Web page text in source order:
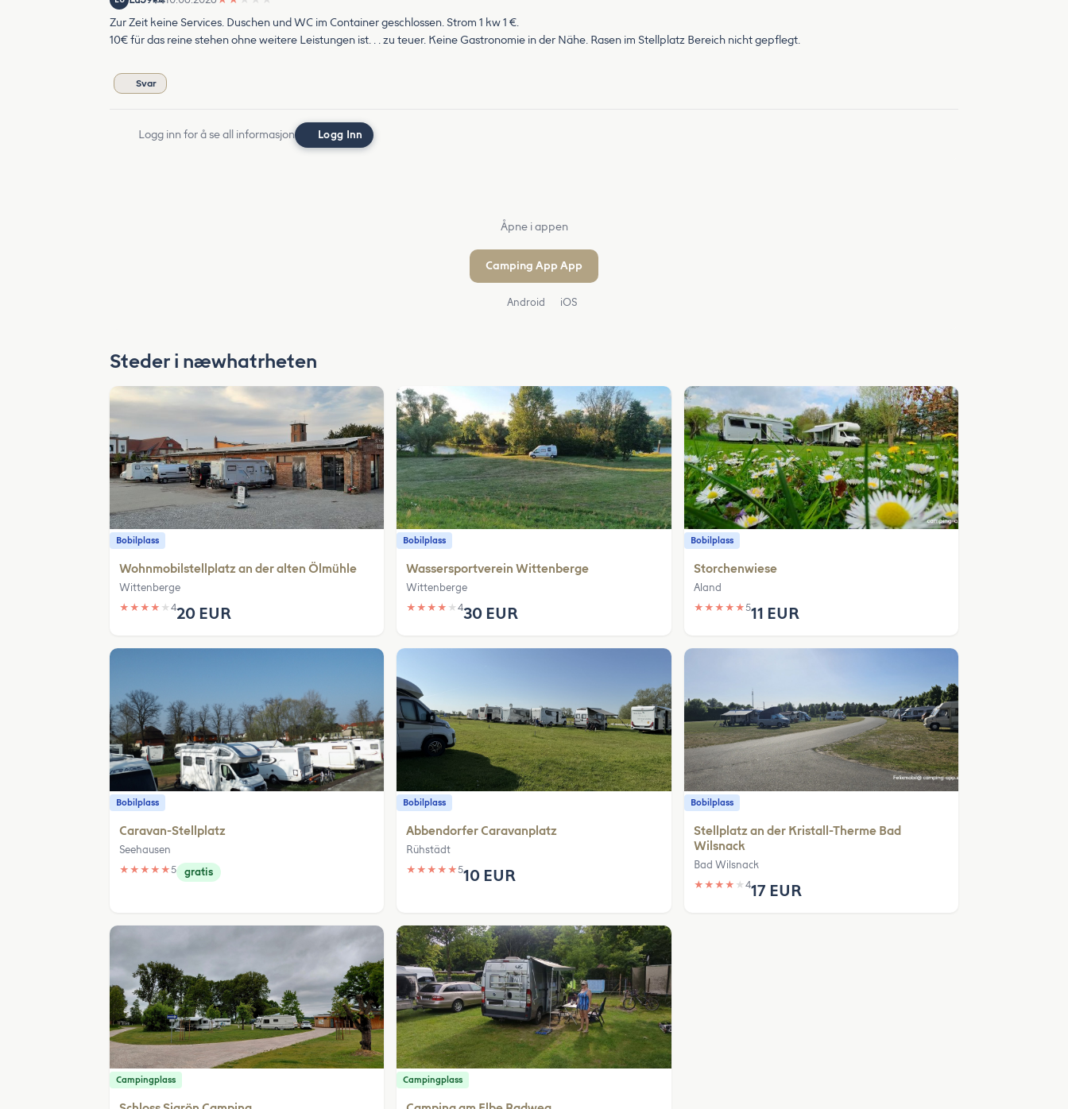
Zur Zeit keine Services. Duschen und WC im Container geschlossen. Strom 1 kw 1 €.
10€ für das reine stehen ohne weitere Leistungen ist. . . zu teuer. Keine Gastronomie in der Nähe. Rasen im Stellplatz Bereich nicht gepflegt.
Svar
Logg inn for å se all informasjon Logg Inn
Åpne i appen
Camping App App
Android iOS
Steder i næwhatrheten
Bobilplass
Wohnmobilstellplatz an der alten Ölmühle
Wittenberge
★ ★ ★ ★ ★ 420 EUR
Bobilplass
Wassersportverein Wittenberge
Wittenberge
★ ★ ★ ★ ★430 EUR
Bobilplass
Storchenwiese
Aland
★ ★ ★ ★ ★511 EUR
Bobilplass
Caravan-Stellplatz
Seehausen
★ ★ ★ ★ ★5 gratis
Bobilplass
Abbendorfer Caravanplatz
Rühstädt
★ ★ ★ ★ ★510 EUR
Bobilplass
Stellplatz an der Kristall-Therme Bad
Wilsnack
Bad Wilsnack
★ ★ ★ ★ ★ 417 EUR
Campingplass Campingplass